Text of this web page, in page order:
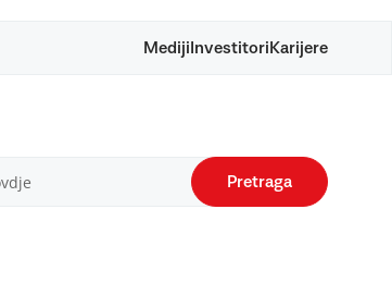
Mediji Investitori Karijere
Pretraga